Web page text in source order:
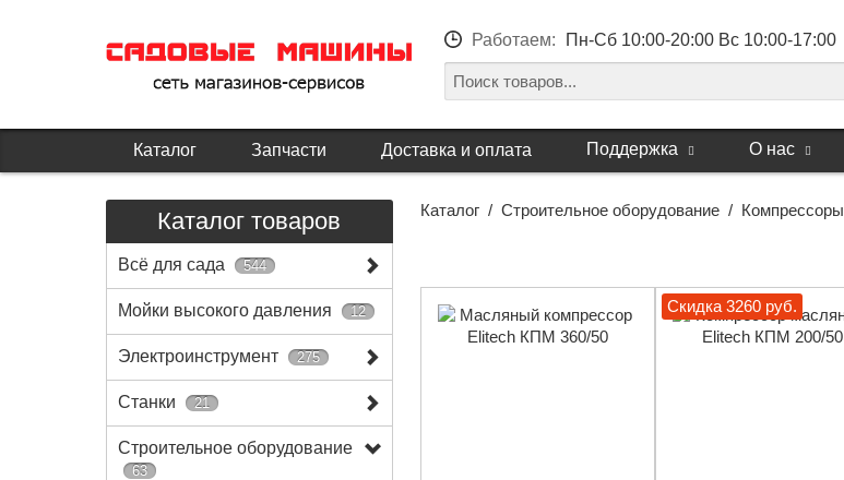
Работаем: Пн-Сб 10:00-20:00 Вс 10:00-17:00
Каталог Запчасти Доставка и оплата Поддержка О нас
Каталог товаров
Всё для сада 544
Мойки высокого давления 12
Электроинструмент 275
Станки 21
Строительное оборудование
63
Каталог / Строительное оборудование / Компрессоры
Скидка 3260 руб.